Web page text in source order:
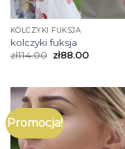
KOLCZYKI FUKSJA
kolczyki fuksja
zł114.00 zł88.00
Promocja!